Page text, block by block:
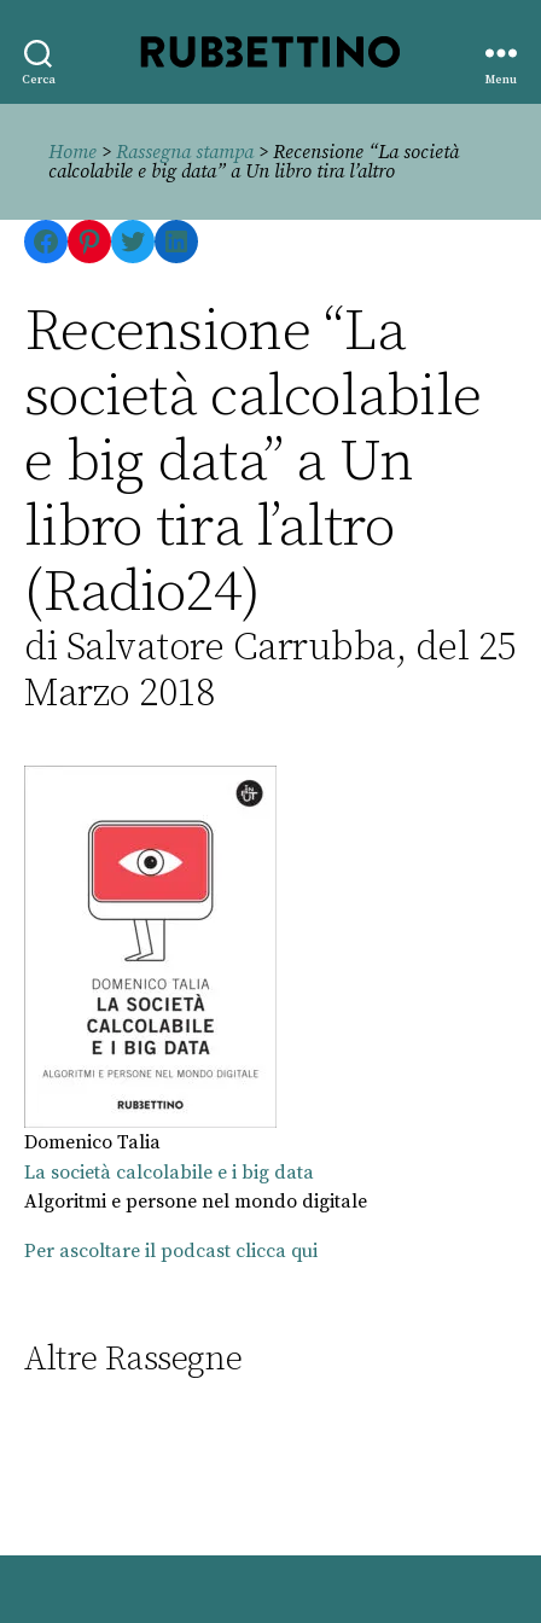
Cerca
editore
Menu
Home > Rassegna stampa> Recensione “La società
calcolabile e big data” a Un libro tira l’altro
Facebook
Pinterest
TwitterLinkedIn
Recensione “La
società calcolabile
e big data” a Un
libro tira l’altro
(Radio24)
di Salvatore Carrubba, del 25
Marzo 2018
Domenico Talia
La società calcolabile e i big data
Algoritmi e persone nel mondo digitale
Per ascoltare il podcast clicca qui
Altre Rassegne